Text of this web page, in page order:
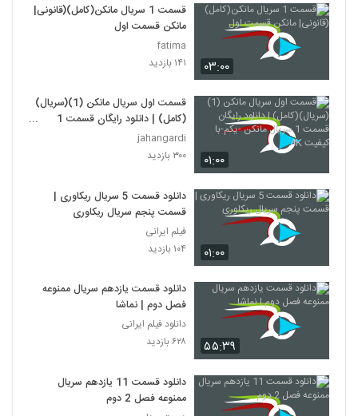
۰۳:۰۰
قسمت 1 سریال مانکن(کامل)(قانونی|
مانکن قسمت اول
fatima
۱۴۱ بازدید
۰۱:۰۰
قسمت اول سریال مانکن (1)(سریال)
(کامل) | دانلود رایگان قسمت 1
سریال مانکن -یکم-با کیفیت 4K
jahangardi
۳۰۰ بازدید
۰۱:۰۰
دانلود قسمت 5 سریال ریکاوری |
قسمت پنجم سریال ریکاوری
فیلم ایرانی
۱۰۴ بازدید
۵۵:۳۹
دانلود قسمت یازدهم سریال ممنوعه
فصل دوم | نماشا
دانلود فیلم ایرانی
۶۲۸ بازدید
دانلود قسمت 11 یازدهم سریال
ممنوعه فصل 2 دوم